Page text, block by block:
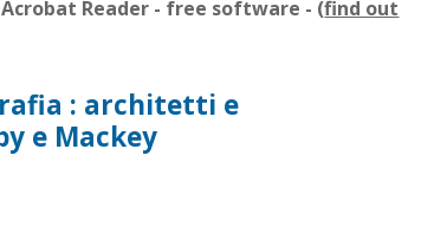
Reader - free software - (find out
: architetti e
e Mackey